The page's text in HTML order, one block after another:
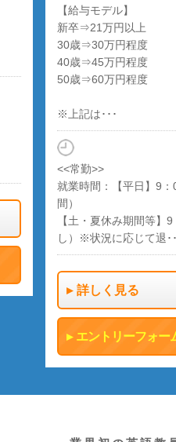
【給与モデル】
新卒⇒21万円以上
30歳⇒30万円程度
40歳⇒45万円程度
50歳⇒60万円程度
※上記は･･･
<<常勤>>
就業時間：【平日】9
間）
【土・夏休み期間等】
し）※状況に応じて退･
詳しく見る
エントリーフォー